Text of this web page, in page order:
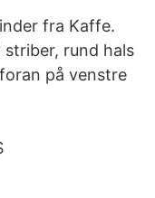
fra Kaffe.
rund hals
på venstre